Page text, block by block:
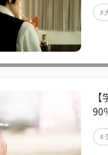
#
【
90
#